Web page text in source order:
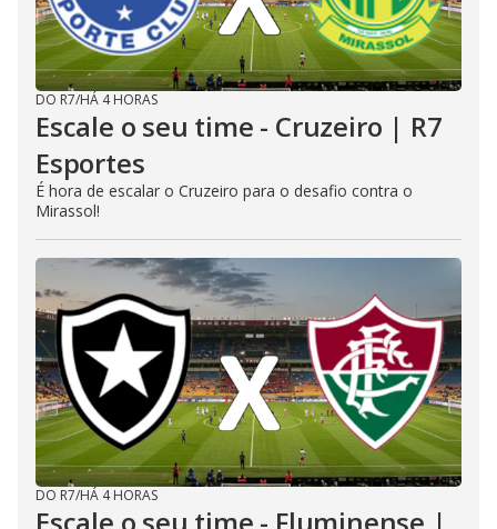
DO R7/HÁ 4 HORAS
Escale o seu time - Cruzeiro | R7
Esportes
É hora de escalar o Cruzeiro para o desafio contra o
Mirassol!
DO R7/HÁ 4 HORAS